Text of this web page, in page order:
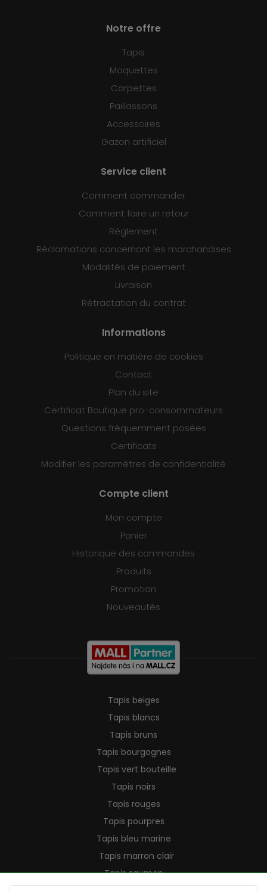
Notre offre
Tapis
Moquettes
Carpettes
Paillassons
Accessoires
Gazon artificiel
Service client
Comment commander
Comment faire un retour
Règlement
Réclamations concernant les marchandises
Modalités de paiement
Livraison
Rétractation du contrat
Informations
Politique en matière de cookies
Contact
Plan du site
Certificat Boutique pro-consommateurs
Questions fréquemment posées
Certificats
Modifier les paramètres de confidentialité
Compte client
Mon compte
Panier
Historique des commandes
Produits
Promotion
Nouveautés
Tapis beiges
Tapis blancs
Tapis bruns
Tapis bourgognes
Tapis vert bouteille
Tapis noirs
Tapis rouges
Tapis pourpres
Tapis bleu marine
Tapis marron clair
Tapis saumon